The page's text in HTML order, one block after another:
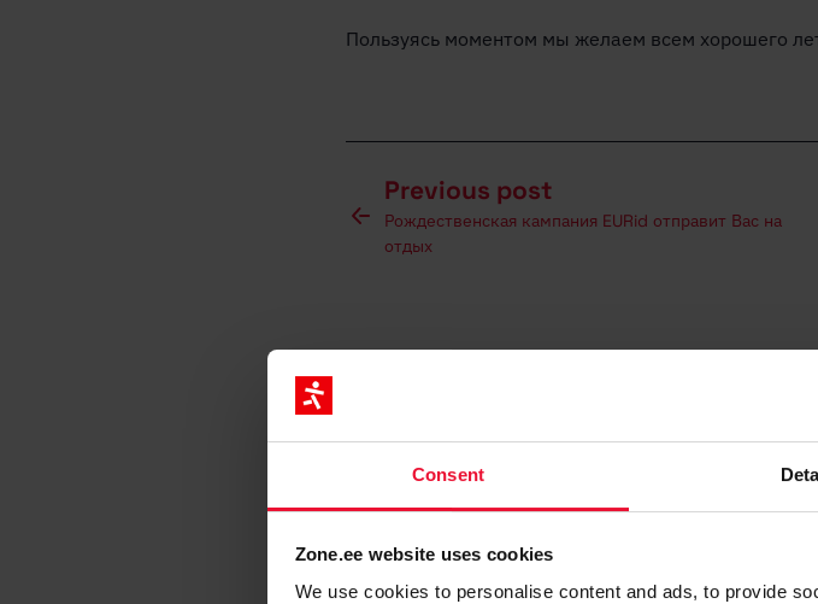
Consent
Zone.ee website uses cookies
We use cookies to personalise content and ads, to provide
Пользуясь моментом мы желаем всем хорошего
Previous post
Рождественская кампания EURid отправит Вас на
отдых